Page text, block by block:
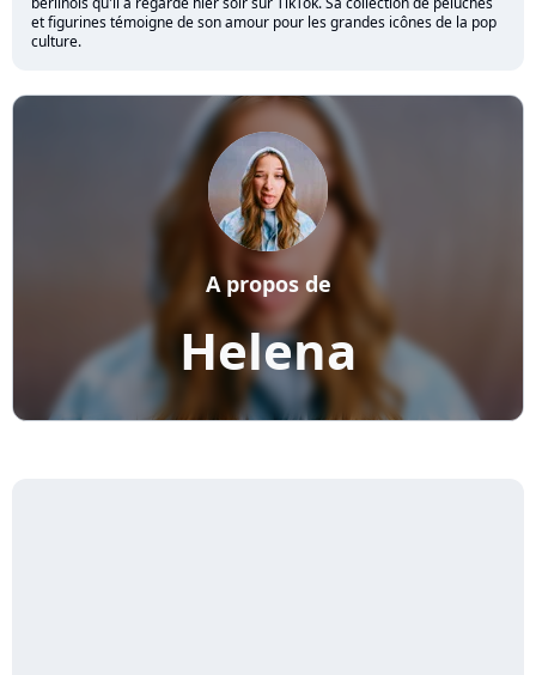
et figurines témoigne de son amour pour les grandes icônes de la pop
culture.
Helena
A propos de